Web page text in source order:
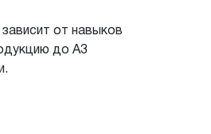
от навыков
до А3